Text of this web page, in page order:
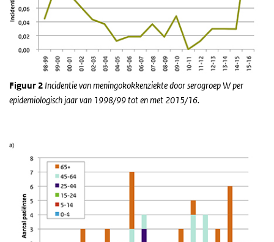
Figuur 2 Incidentie van meningokokkenziekte door serogroep W per
epidemiologisch jaar van 1998/99 tot en met 2015/16.